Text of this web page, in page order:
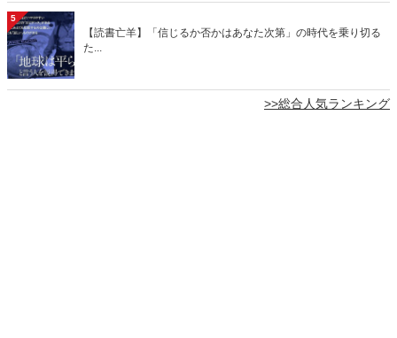
5
【読書亡羊】「信じるか否かはあなた次第」の時代を乗り切る
た...
>>総合人気ランキング